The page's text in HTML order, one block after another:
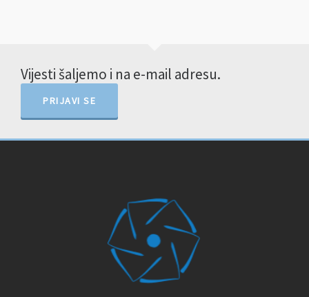
Vijesti šaljemo i na e-mail adresu.
PRIJAVI SE